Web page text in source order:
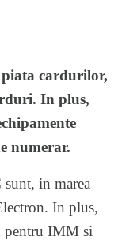
cardurilor,
In plus,
numerar.
in marea
In plus,
pentru IMM si